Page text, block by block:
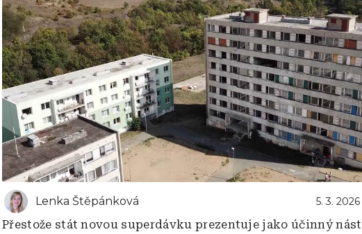
Lenka Štěpánková 5. 3. 2026
Přestože stát novou superdávku prezentuje jako účinný